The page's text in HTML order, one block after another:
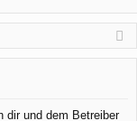
m
el
n
ist
rie
n
dir und dem Betreiber